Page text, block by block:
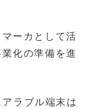
ーカとして活
化の準備を進
ラブル端末は